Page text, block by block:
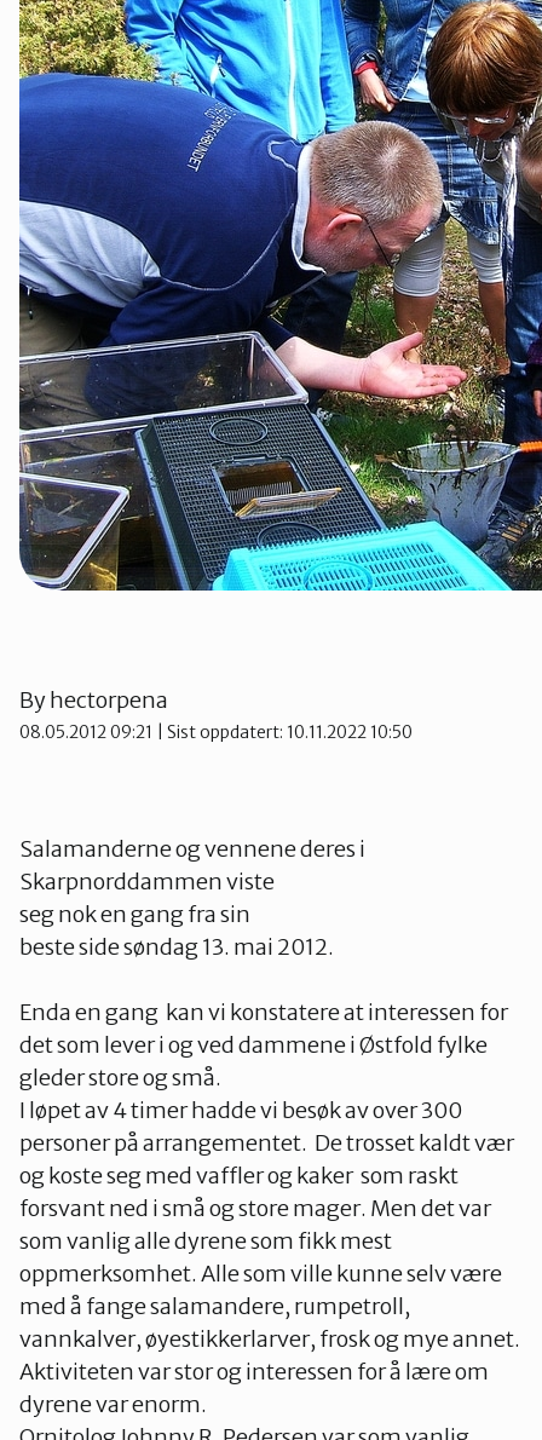
Byhectorpena
08.05.2012 09:21 | Sist oppdatert: 10.11.2022 10:50
Salamanderne og vennene deres i
Skarpnorddammen viste
seg nok engang fra sin
beste side søndag 13. mai 2012.
Enda en gang kan vi konstatere at interessen for
det som lever i og ved dammene i Østfold fylke
gleder store og små.
I løpet av 4 timer hadde vi besøk av over 300
personer på arrangementet. De trosset kaldt vær
og koste seg med vaffler og kaker som raskt
forsvant ned i små og store mager. Men det var
som vanlig alle dyrene som fikk mest
oppmerksomhet. Alle som ville kunne selv være
med å fange salamandere, rumpetroll,
vannkalver, øyestikkerlarver, frosk og mye annet.
Aktiviteten var stor og interessen for å lære om
dyrene var enorm.